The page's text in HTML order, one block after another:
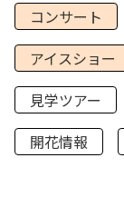
コンサート
アイスショー
見学ツアー
開花情報